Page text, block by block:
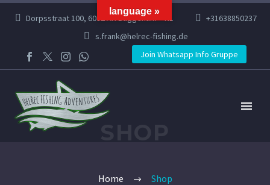
Dorpsstraat 100, 6082 AR Buggenum – NL
+31638850237
s.frank@helrec-fishing.de
Join Whatsapp Info Gruppe
Home Shop
language »